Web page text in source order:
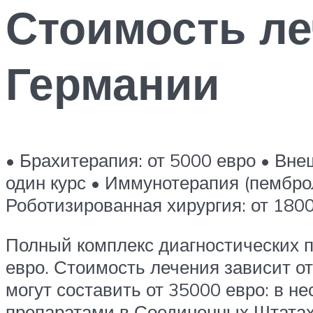
Стоимость
Германии
• Брахитерапия: от 5000 евро •
один курс • Иммунотерапия
Роботизированная хирургия: от
Полный комплекс диагностических
евро. Стоимость лечения зависит
могут составить от 35000 евро: в